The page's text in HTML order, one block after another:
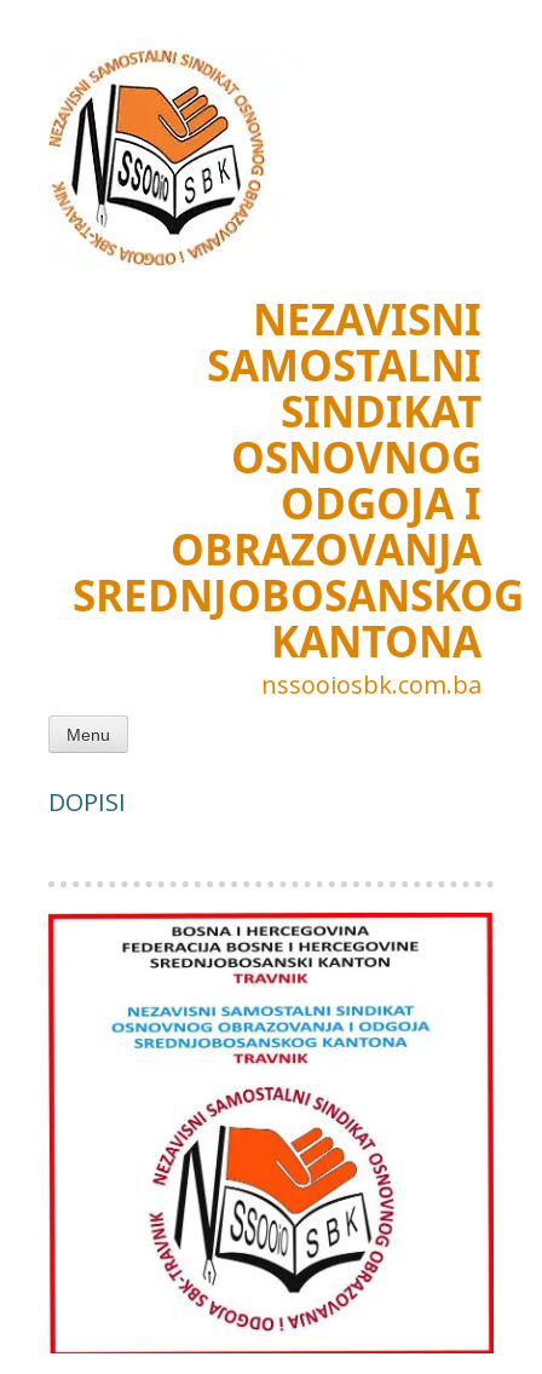
content
NEZAVISNI
SAMOSTALNI
SINDIKAT
OSNOVNOG
ODGOJA I
OBRAZOVANJA
SREDNJOBOSANSKOG
KANTONA
nssooiosbk.com.ba
Menu
DOPISI